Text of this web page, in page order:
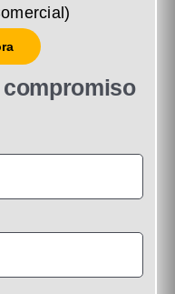
compromiso